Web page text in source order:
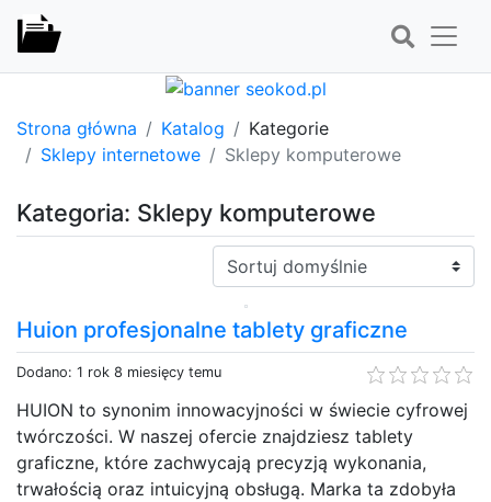
Strona główna Katalog
Kategorie
Sklepy internetowe
Sklepy komputerowe
Kategoria: Sklepy komputerowe
Sortuj:
Huion profesjonalne tablety graficzne
Dodano: 1 rok 8 miesięcy temu
HUION to synonim innowacyjności w świecie cyfrowej
twórczości. W naszej ofercie znajdziesz tablety
graficzne, które zachwycają precyzją wykonania,
trwałością oraz intuicyjną obsługą. Marka ta zdobyła